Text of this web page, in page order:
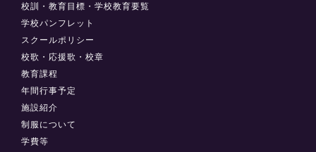
校訓・教育目標・学校教育要覧
学校パンフレット
スクールポリシー
校歌・応援歌・校章
教育課程
年間行事予定
施設紹介
制服について
学費等